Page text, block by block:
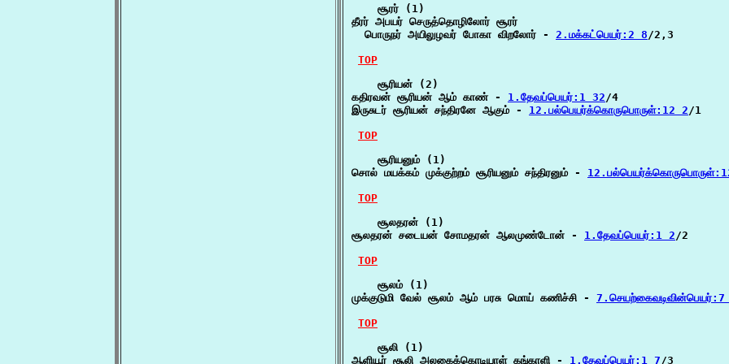
    சூரர் (1)
தீரர் அபயர் செருத்தொழிலோர் சூரர்
  பொருநர் அயிலுழவர் போகா விறலோர் -
2.மக்கட்பெயர்:2 8/2,3
TOP
    சூரியன் (2)
கதிரவன் சூரியன் ஆம் காண் - 1.தேவப்பெயர்:1 32/4
இருசுடர் சூரியன் சந்திரனே ஆகும் - 12.பல்பெயர்க்கொருபொருள்:12 2/1
TOP
    சூரியனும் (1)
சொல் மயக்கம் முக்குற்றம் சூரியனும் சந்திரனும் -
TOP
    சூலதரன் (1)
சூலதரன் சடையன் சோமதரன் ஆலமுண்டோன் - 1.தேவப்பெயர்:1 2/2
TOP
    சூலம் (1)
முக்குடுமி வேல் சூலம் ஆம் பரசு மொய் கணிச்சி -
TOP
    சூலி (1)
ஆளியூர் சூலி அலகைக்கொடியாள் கங்காளி - 1.தேவப்பெயர்:1 7/3